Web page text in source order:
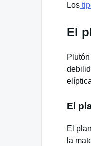
Los
El
El
El
la